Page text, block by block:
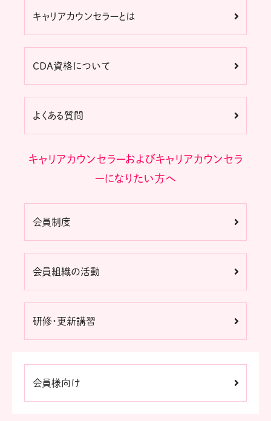
キャリアカウンセラーとは
CDA資格について
よくある質問
キャリアカウンセラーおよびキャリアカウンセラ
ーになりたい方へ
会員制度
会員組織の活動
研修・更新講習
会員様向け